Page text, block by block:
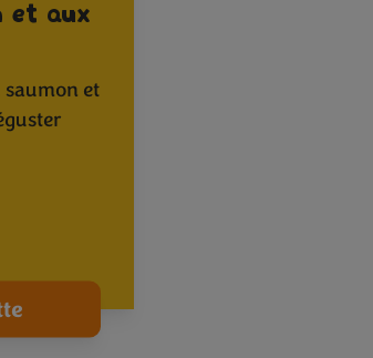
et aux
saumon et